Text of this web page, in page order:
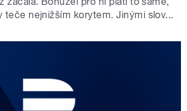
teče nejnižším korytem. Jinými slov...